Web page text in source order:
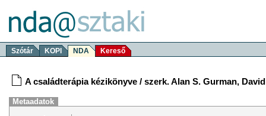
Szótár KOPI NDA Kereső
A családterápia kézikönyve / szerk. Alan S. Gurman,
Metaadatok